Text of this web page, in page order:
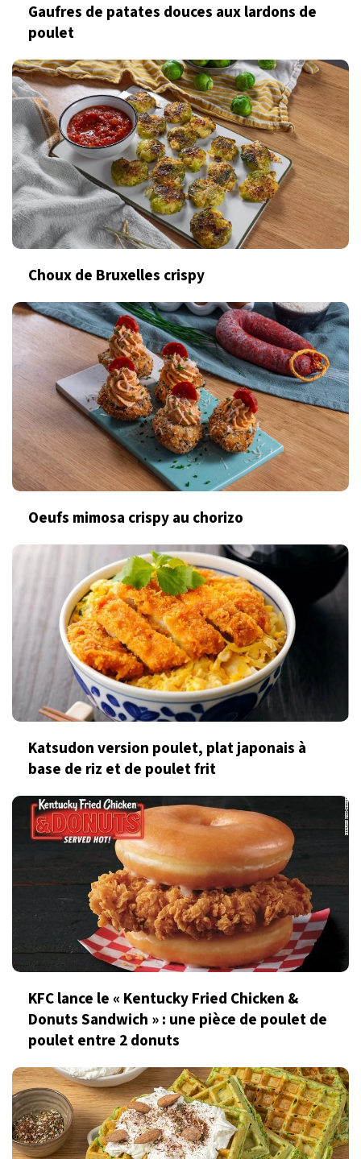
Gaufres de patates douces aux lardons de
poulet
Choux de Bruxelles crispy
Oeufs mimosa crispy au chorizo
Katsudon version poulet, plat japonais à
base de riz et de poulet frit
KFC lance le « Kentucky Fried Chicken &
Donuts Sandwich » : une pièce de poulet de
poulet entre 2 donuts